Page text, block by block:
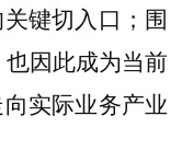
键切入口；围
因此成为当前
实际业务产业